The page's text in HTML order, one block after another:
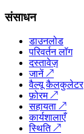
संसाधन
डाउनलोड
परिवर्तन लॉग
दस्तावेज़
जानें↗
वैल्यू कैलकुलेटर
फ़ोरम↗
सहायता ↗
कार्यशालाएँ
स्थिति↗